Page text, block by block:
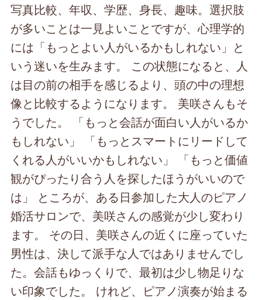
写真比較、年収、学歴、身長、趣味。選択肢
が多いことは一見よいことですが、心理学的
には「もっとよい人がいるかもしれない」と
いう迷いを生みます。 この状態になると、人
は目の前の相手を感じるより、頭の中の理想
像と比較するようになります。 美咲さんもそ
うでした。 「もっと会話が面白い人がいるか
もしれない」 「もっとスマートにリードして
くれる人がいいかもしれない」 「もっと価値
観がぴったり合う人を探したほうがいいので
は」 ところが、ある日参加した大人のピアノ
婚活サロンで、美咲さんの感覚が少し変わり
ます。 その日、美咲さんの近くに座っていた
男性は、決して派手な人ではありませんでし
た。会話もゆっくりで、最初は少し物足りな
い印象でした。 けれど、ピアノ演奏が始まる